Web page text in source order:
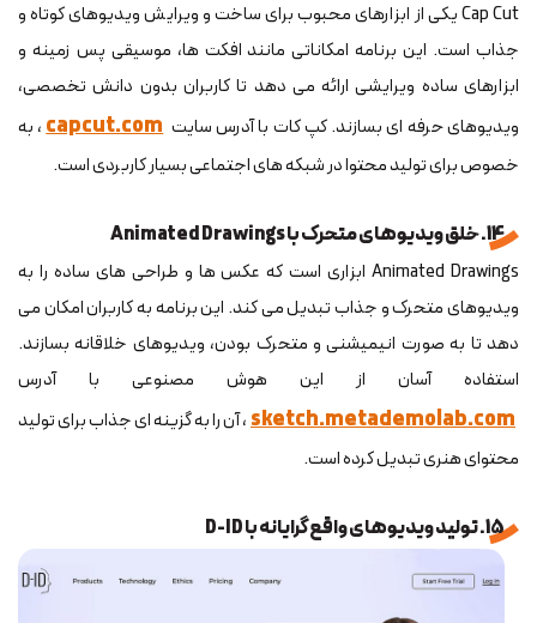
Cap Cut یکی از ابزارهای محبوب برای ساخت و ویرایش ویدیوهای کوتاه و
جذاب است. این برنامه امکاناتی مانند افکت ها، موسیقی پس زمینه و
ابزارهای ساده ویرایشی ارائه می دهد تا کاربران بدون دانش تخصصی،
ویدیوهای حرفه ای بسازند. کپ کات با آدرس سایت capcut.com، به
خصوص برای تولید محتوا در شبکه های اجتماعی بسیار کاربردی است.
14. خلق ویدیوهای متحرک با Animated Drawings
Animated Drawings ابزاری است که عکس ها و طراحی های ساده را به
ویدیوهای متحرک و جذاب تبدیل می کند. این برنامه به کاربران امکان می
دهد تا به صورت انیمیشنی و متحرک بودن، ویدیوهای خلاقانه بسازند.
استفاده آسان از این هوش مصنوعی با آدرس
sketch.metademolab.com، آن را به گزینه ای جذاب برای تولید
محتوای هنری تبدیل کرده است.
15. تولید ویدیوهای واقع گرایانه با D-ID